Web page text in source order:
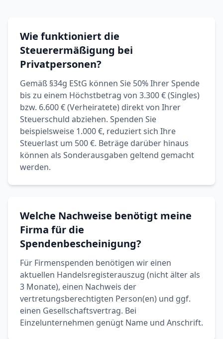
Wie funktioniert die
Steuerermäßigung bei
Privatpersonen?
Gemäß §34g EStG können Sie 50% Ihrer Spende
bis zu einem Höchstbetrag von 3.300 € (Singles)
bzw. 6.600 € (Verheiratete) direkt von Ihrer
Steuerschuld abziehen. Spenden Sie
beispielsweise 1.000 €, reduziert sich Ihre
Steuerlast um 500 €. Beträge darüber hinaus
können als Sonderausgaben geltend gemacht
werden.
Welche Nachweise benötigt meine
Firma für die
Spendenbescheinigung?
Für Firmenspenden benötigen wir einen
aktuellen Handelsregisterauszug (nicht älter als
3 Monate), einen Nachweis der
vertretungsberechtigten Person(en) und ggf.
einen Gesellschaftsvertrag. Bei
Einzelunternehmen genügt Name und Anschrift.